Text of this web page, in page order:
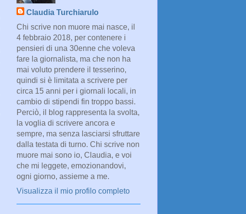
Claudia Turchiarulo
Chi scrive non muore mai nasce, il
4 febbraio 2018, per contenere i
pensieri di una 30enne che voleva
fare la giornalista, ma che non ha
mai voluto prendere il tesserino,
quindi si è limitata a scrivere per
circa 15 anni per i giornali locali, in
cambio di stipendi fin troppo bassi.
Perciò, il blog rappresenta la svolta,
la voglia di scrivere ancora e
sempre, ma senza lasciarsi sfruttare
dalla testata di turno. Chi scrive non
muore mai sono io, Claudia, e voi
che mi leggete, emozionandovi,
ogni giorno, assieme a me.
Visualizza il mio profilo completo